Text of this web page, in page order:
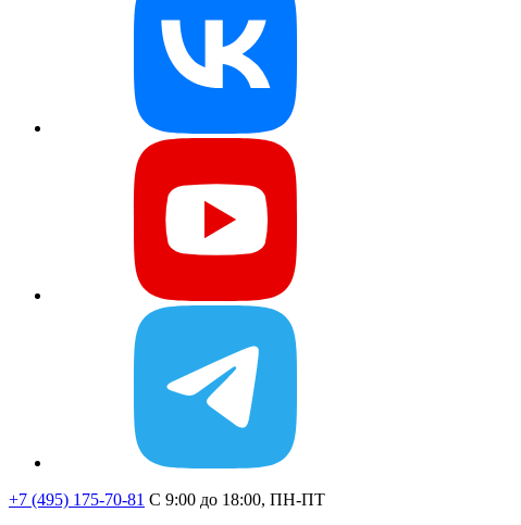
+7 (495) 175-70-81 C 9:00 до 18:00, ПН-ПТ